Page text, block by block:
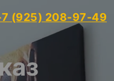
(925) 208-97-49